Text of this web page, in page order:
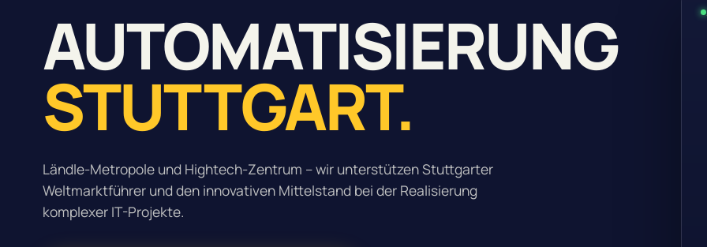
AUTOMATISIERUNG
STUTTGART.
Ländle-Metropole und Hightech-Zentrum – wir unterstützen Stuttgarter
Weltmarktführer und den innovativen Mittelstand bei der Realisierung
komplexer IT-Projekte.